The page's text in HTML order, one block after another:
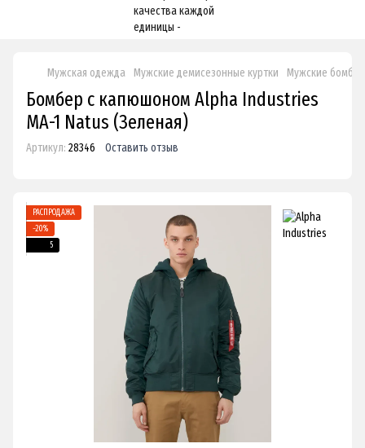
Мужская одежда Мужские демисезонные куртки Мужские
Бомбер с капюшоном Alpha Industries
MA-1 Natus (Зеленая)
Артикул: 28346 Оставить отзыв
РАСПРОДАЖА
−20%
5